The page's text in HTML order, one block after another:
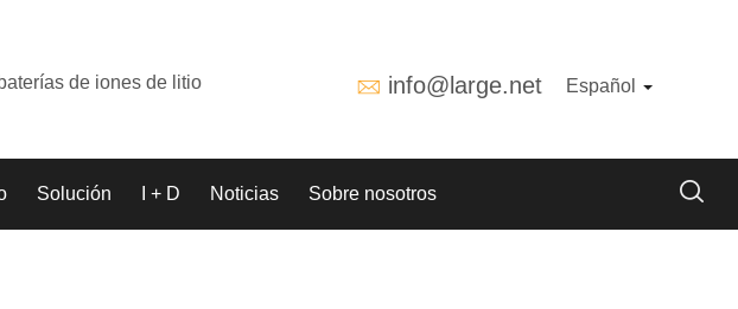
de iones de litio info@large.net Español
Solución I + D Noticias Sobre nosotros